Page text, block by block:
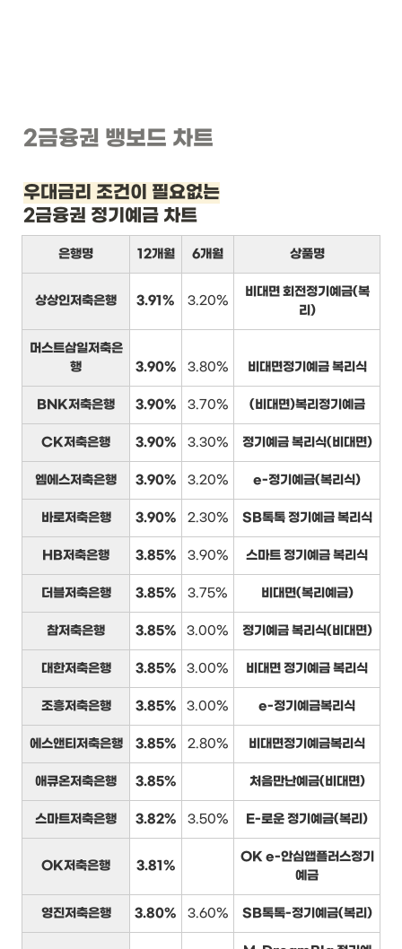
2금융권 뱅보드 차트
우대금리 조건이 필요없는
2금융권 정기예금 차트
은행명 12개월 6개월 상품명
상상인저축은행 3.91% 3.20%
비대면 회전정기예금(복
리)
머스트삼일저축은
행
3.90% 3.80% 비대면정기예금 복리식
BNK저축은행 3.90% 3.70% (비대면)복리정기예금
CK저축은행 3.90% 3.30% 정기예금 복리식(비대면)
엠에스저축은행 3.90% 3.20% e-정기예금(복리식)
바로저축은행 3.90% 2.30% SB톡톡 정기예금 복리식
HB저축은행 3.85% 3.90% 스마트 정기예금 복리식
더블저축은행 3.85% 3.75% 비대면(복리예금)
참저축은행 3.85% 3.00% 정기예금 복리식(비대면)
대한저축은행 3.85% 3.00% 비대면 정기예금 복리식
조흥저축은행 3.85% 3.00% e-정기예금복리식
에스앤티저축은행 3.85% 2.80% 비대면정기예금복리식
애큐온저축은행 3.85% 처음만난예금(비대면)
스마트저축은행 3.82% 3.50% E-로운 정기예금(복리)
OK저축은행 3.81%
OK e-안심앱플러스정기
예금
영진저축은행 3.80% 3.60% SB톡톡-정기예금(복리)